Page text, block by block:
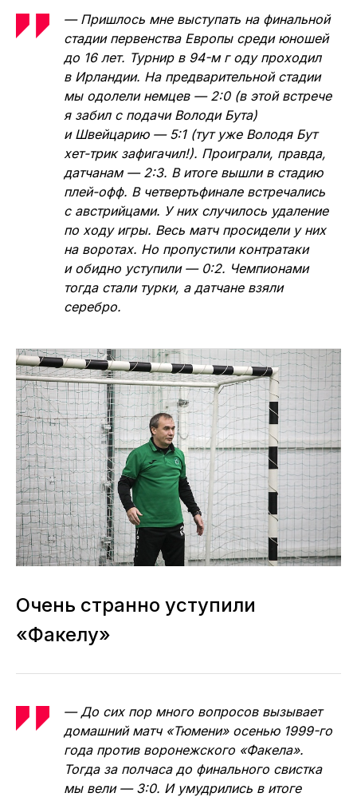
— Пришлось мне выступать на финальной
стадии первенства Европы среди юношей
до 16 лет. Турнир в 94-м г оду проходил
в Ирландии. На предварительной стадии
мы одолели немцев — 2:0 (в этой встрече
я забил с подачи Володи Бута)
и Швейцарию — 5:1 (тут уже Володя Бут
хет-трик зафигачил!). Проиграли, правда,
датчанам — 2:3. В итоге вышли в стадию
плей-офф. В четвертьфинале встречались
с австрийцами. У них случилось удаление
по ходу игры. Весь матч просидели у них
на воротах. Но пропустили контратаки
и обидно уступили — 0:2. Чемпионами
тогда стали турки, а датчане взяли
серебро.
Очень странно уступили
«Факелу»
— До сих пор много вопросов вызывает
домашний матч «Тюмени» осенью 1999-го
года против воронежского «Факела».
Тогда за полчаса до финального свистка
мы вели — 3:0. И умудрились в итоге